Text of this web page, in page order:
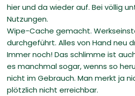
hier und da wieder auf. Bei völlig
Nutzungen.
Wipe-Cache gemacht.
durchgeführt. Alles von Hand neu
Immer noch! Das schlimme ist
es manchmal sogar, wenns so
nicht im Gebrauch. Man merkt ja
plötzlich nicht erreichbar.